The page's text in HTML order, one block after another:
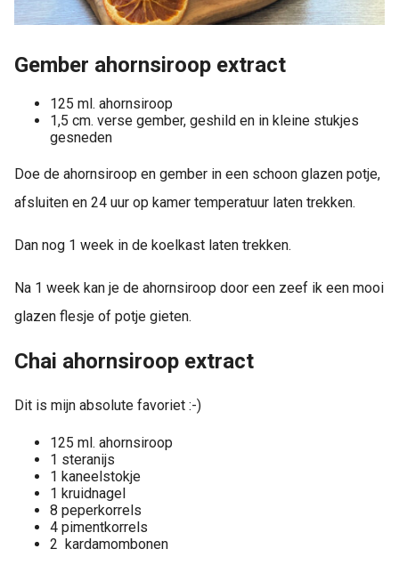
Gember ahornsiroop extract
125 ml. ahornsiroop
1,5 cm. verse gember, geshild en in kleine stukjes
gesneden
Doe de ahornsiroop en gember in een schoon glazen potje,
afsluiten en 24 uur op kamer temperatuur laten trekken.
Dan nog 1 week in de koelkast laten trekken.
Na 1 week kan je de ahornsiroop door een zeef ik een mooi
glazen flesje of potje gieten.
Chai ahornsiroop extract
Dit is mijn absolute favoriet :-)
125 ml. ahornsiroop
1 steranijs
1 kaneelstokje
1 kruidnagel
8 peperkorrels
4 pimentkorrels
2 kardamombonen